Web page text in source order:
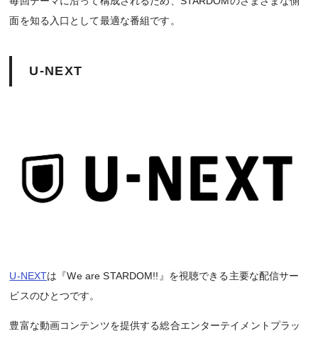
面を知る入口として最適な番組です。
U-NEXT
U-NEXTは『We are STARDOM!!』を視聴できる主要な配信サー
ビスのひとつです。
豊富な動画コンテンツを提供する総合エンターテイメントプラッ